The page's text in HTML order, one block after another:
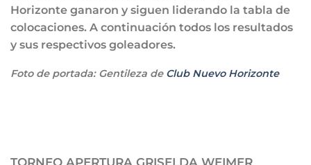
Horizonte ganaron y siguen liderando la tabla de
colocaciones. A continuación todos los resultados
y sus respectivos goleadores.
Foto de portada: Gentileza de Club Nuevo Horizonte
TORNEO APERTURA GRISELDA WEIMER